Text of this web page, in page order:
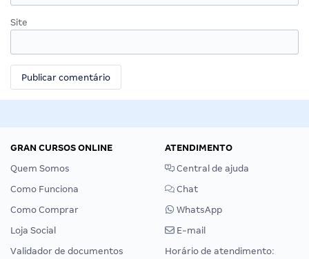
Site
GRAN CURSOS ONLINE
Quem Somos
Como Funciona
Como Comprar
Loja Social
Validador de documentos
ATENDIMENTO
Central de ajuda
Chat
WhatsApp
E-mail
Horário de atendimento: